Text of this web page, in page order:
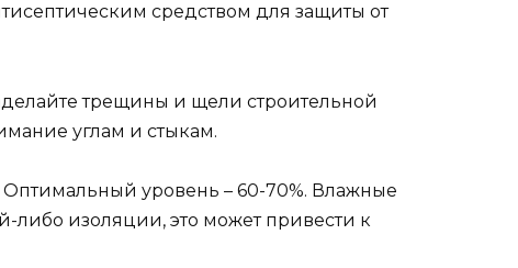
средством для защиты от
трещины и щели строительной
углам и стыкам.
Оптимальный уровень – 60-70%. Влажные
либо изоляции, это может привести к